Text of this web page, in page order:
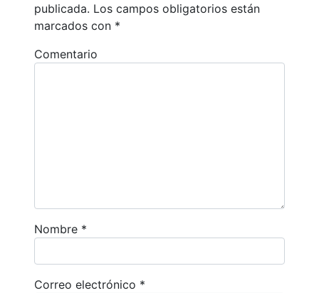
publicada. Los campos obligatorios están
marcados con *
Comentario
Nombre *
Correo electrónico *